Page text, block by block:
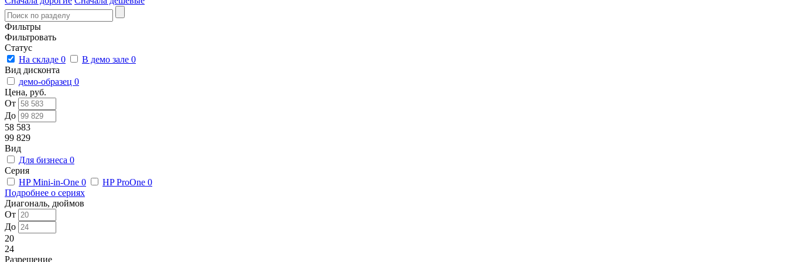
Фильтры
Фильтровать
Статус
На складе 0 В демо зале 0
Вид дисконта
демо-образец 0
Цена, руб.
От
До
58 583
99 829
Вид
Для бизнеса 0
Серия
HP Mini-in-One 0 HP ProOne 0
Подробнее о сериях
Диагональ, дюймов
От
До
20
24
Разрешение